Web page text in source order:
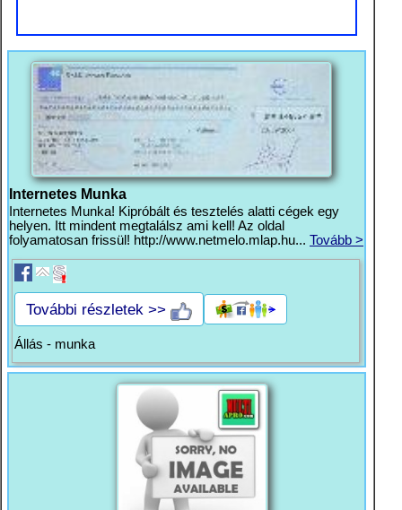
Internetes Munka
Internetes Munka! Kipróbált és tesztelés alatti cégek egy
helyen. Itt mindent megtalálsz ami kell! Az oldal
folyamatosan frissül! http://www.netmelo.mlap.hu... Tovább >
További részletek >>
Állás - munka